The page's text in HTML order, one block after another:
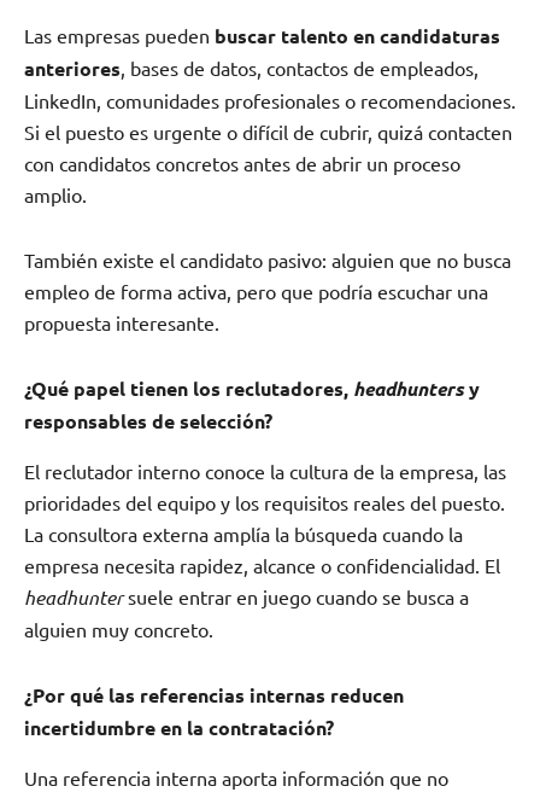
Las empresas pueden buscar talento en candidaturas
anteriores, bases de datos, contactos de empleados,
LinkedIn, comunidades profesionales o recomendaciones.
Si el puesto es urgente o difícil de cubrir, quizá contacten
con candidatos concretos antes de abrir un proceso
amplio.
También existe el candidato pasivo: alguien que no busca
empleo de forma activa, pero que podría escuchar una
propuesta interesante.
¿Qué papel tienen los reclutadores, headhuntersy
responsables de selección?
El reclutador interno conoce la cultura de la empresa, las
prioridades del equipo y los requisitos reales del puesto.
La consultora externa amplía la búsqueda cuando la
empresa necesita rapidez, alcance o confidencialidad. El
headhuntersuele entrar en juego cuando se busca a
alguien muy concreto.
¿Por qué las referencias internas reducen
incertidumbre en la contratación?
Una referencia interna aporta información que no